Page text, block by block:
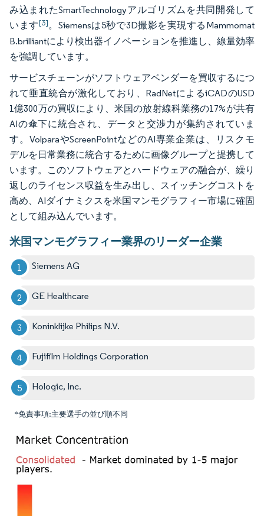
み込まれたSmartTechnologyアルゴリズムを共同開発して
います[3]。Siemensは5秒で3D撮影を実現するMammomat
B.brilliantにより検出器イノベーションを推進し、線量効率
を強調しています。
サービスチェーンがソフトウェアベンダーを買収するにつ
れて垂直統合が激化しており、RadNetによるiCADのUSD
1億300万の買収により、米国の放射線科業務の17%が共有
AIの傘下に統合され、データと交渉力が集約されていま
す。VolparaやScreenPointなどのAI専業企業は、リスクモ
デルを日常業務に統合するために画像グループと提携して
います。このソフトウェアとハードウェアの融合が、繰り
返しのライセンス収益を生み出し、スイッチングコストを
高め、AIダイナミクスを米国マンモグラフィー市場に確固
として組み込んでいます。
米国マンモグラフィー業界のリーダー企業
Siemens AG
GE Healthcare
Koninklijke Philips N.V.
Fujifilm Holdings Corporation
Hologic, Inc.
*免責事項:主要選手の並び順不同